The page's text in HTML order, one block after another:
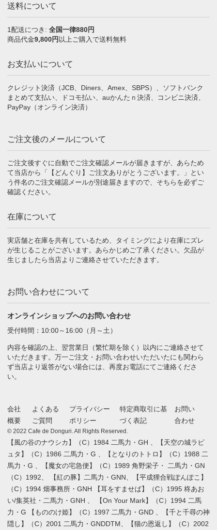
送料について
1配送につき: 全国一律880円
商品代金9,800円 以上ご購入で送料無料
お支払いについて
クレジット決済（JCB、Diners、Amex、SBPS）、ソフトバンク
まとめて支払い、ドコモ払い、auかんたｎ決済、コンビニ決済、
PayPay（オンライン決済）
ご注文後のメールについて
ご注文後すぐに自動でご注文確認メールが届きますが、あらため
て当店から「【どんぐり】ご注文ありがとうございます。」とい
う件名のご注文確認メールが別途届きますので、そちらを必ずご
確認ください。
在庫について
実店舗と在庫を共有しているため、タイミングにより在庫にズレ
が生じることがございます。あらかじめご了承ください。欠品が
生じましたら当店よりご連絡させていただきます。
お問い合わせについて
オンラインショップへのお問い合わせ
受付時間：10:00～16:00（月～土）
内容を確認の上、翌営業日（繁忙期を除く）以内にご連絡させて
いただきます。万一ご注文・お問い合わせいただいたにも関わら
ず当店より返答がない場合には、再度お電話にてご連絡くださ
い。
会社
概要
よくある
ご質問
プライバシー
ポリシー
特定商取引に基
づく表記
お問い
合わせ
© 2022 Cafe de Donguri. All Rights Reserved.
【風の谷のナウシカ】（C）1984 二馬力・GH 、【天空の城ラピ
ュタ】（C）1986 二馬力・G 、【となりのトトロ】（C）1988 二
馬力・G 、【魔女の宅急便】（C）1989 角野栄子・ 二馬力・GN
（C）1992、 【紅の豚】二馬力・GNN、【平成狸合戦ぽんぽこ】
（C）1994 畑事務所・GNH 【耳をすませば】（C）1995 柊あお
い/集英社・二馬力・GNH 、 【On Your Mark】（C）1994 二馬
力・G 【もののけ姫】（C）1997 二馬力・GND 、【千と千尋の神
隠し】（C）2001 二馬力・GNDDTM、【猫の恩返し】（C）2002